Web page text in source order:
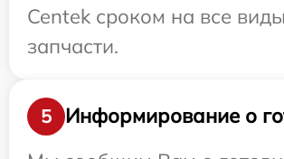
Centek сроком на все
запчасти.
5
Информирование о